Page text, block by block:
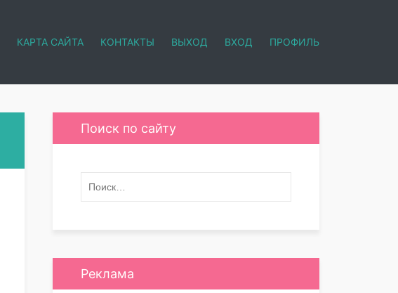
КАРТА САЙТА КОНТАКТЫ ВЫХОД ВХОД ПРОФИЛЬ
Поиск по сайту
Реклама